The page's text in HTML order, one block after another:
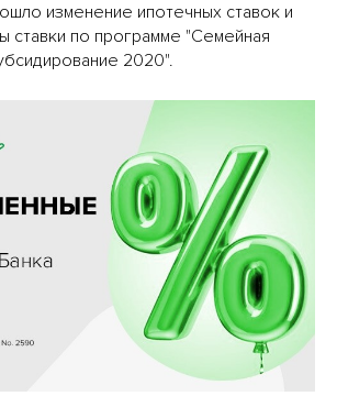
изменение ипотечных ставок и
ставки по программе "Семейная
2020".